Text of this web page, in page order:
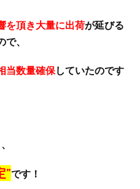
を頂き大量に出荷が延びる
で、
当数量確保していたのです
”です！